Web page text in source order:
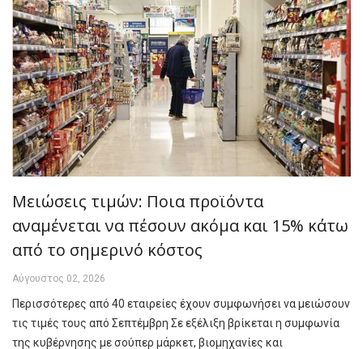
Μειώσεις τιμών: Ποια προϊόντα
αναμένεται να πέσουν ακόμα και 15% κάτω
από το σημερινό κόστος
Αύγουστος 02, 2026
Περισσότερες από 40 εταιρείες έχουν συμφωνήσει να μειώσουν
τις τιμές τους από Σεπτέμβρη Σε εξέλιξη βρίκεται η συμφωνία
της κυβέρνησης με σούπερ μάρκετ, βιομηχανίες και